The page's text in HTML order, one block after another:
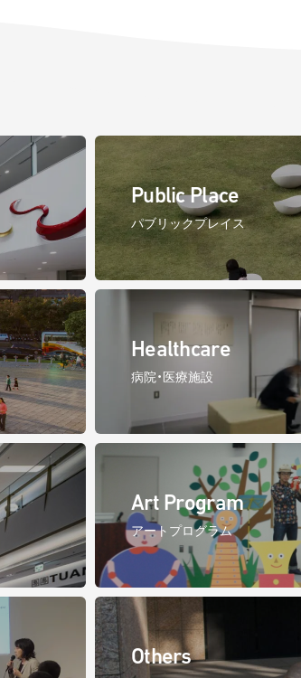
Public Place
パブリックプレイス
Healthcare
病院・医療施設
Art Program
アートプログラム
Others